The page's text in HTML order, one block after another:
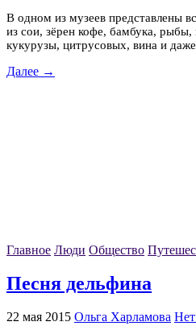
В одном из музеев представлены
из сои, зёрен кофе, бамбука,
кукурузы, цитрусовых, вина и
Далее →
Главное Люди Общество
Песня дельфина
22 мая 2015 Ольга Харламова